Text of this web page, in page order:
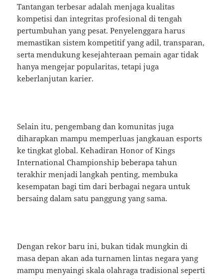
Tantangan terbesar adalah menjaga kualitas
kompetisi dan integritas profesional di tengah
pertumbuhan yang pesat. Penyelenggara harus
memastikan sistem kompetitif yang adil, transparan,
serta mendukung kesejahteraan pemain agar tidak
hanya mengejar popularitas, tetapi juga
keberlanjutan karier.
Selain itu, pengembang dan komunitas juga
diharapkan mampu memperluas jangkauan esports
ke tingkat global. Kehadiran Honor of Kings
International Championship beberapa tahun
terakhir menjadi langkah penting, membuka
kesempatan bagi tim dari berbagai negara untuk
bersaing dalam satu panggung yang sama.
Dengan rekor baru ini, bukan tidak mungkin di
masa depan akan ada turnamen lintas negara yang
mampu menyaingi skala olahraga tradisional seperti